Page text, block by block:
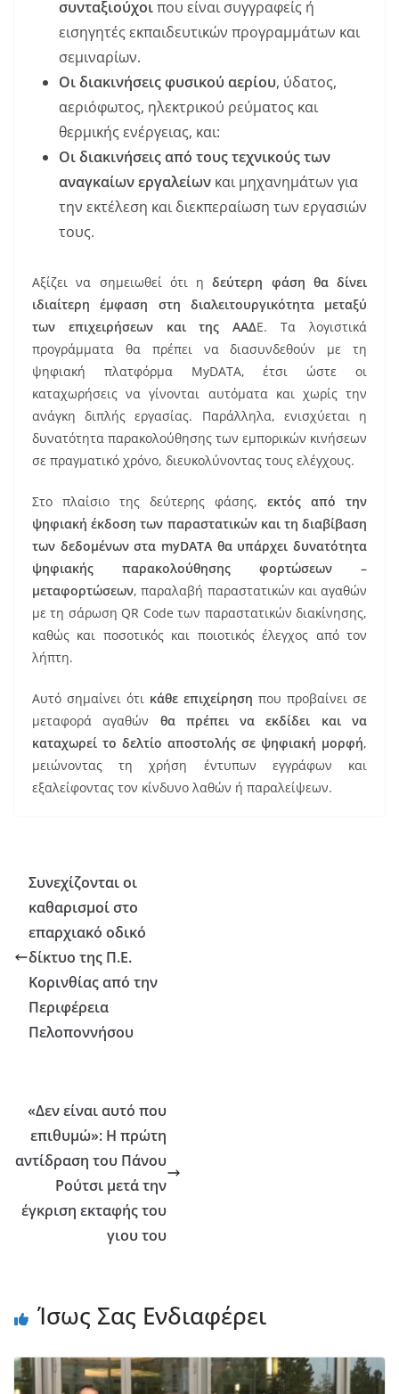
συνταξιούχοιπου είναι συγγραφείς ή
εισηγητές εκπαιδευτικών προγραμμάτων και
σεμιναρίων.
Οι διακινήσεις φυσικού αερίου, ύδατος,
αεριόφωτος, ηλεκτρικού ρεύματος και
θερμικής ενέργειας, και:
Οι διακινήσεις από τους τεχνικούς των
αναγκαίων εργαλείων και μηχανημάτων για
την εκτέλεση και διεκπεραίωση των εργασιών
τους.
Αξίζει να σημειωθεί ότι ηδεύτερη φάση θα δίνει
ιδιαίτερη έμφαση στη διαλειτουργικότητα μεταξύ
των επιχειρήσεων και της ΑΑΔΕ. Τα λογιστικά
προγράμματα θα πρέπει να διασυνδεθούν με τη
ψηφιακή πλατφόρμα ΜyDATA, έτσι ώστε οι
καταχωρήσεις να γίνονται αυτόματα και χωρίς την
ανάγκη διπλής εργασίας. Παράλληλα, ενισχύεται η
δυνατότητα παρακολούθησης των εμπορικών κινήσεων
σε πραγματικό χρόνο, διευκολύνοντας τους ελέγχους.
Στο πλαίσιο της δεύτερης φάσης, εκτός από την
ψηφιακή έκδοση των παραστατικών και τη διαβίβαση
των δεδομένων στα myDATA θα υπάρχει δυνατότητα
ψηφιακής παρακολούθησης φορτώσεων –
μεταφορτώσεων, παραλαβή παραστατικών και αγαθών
με τη σάρωση QR Code των παραστατικών διακίνησης,
καθώς και ποσοτικός και ποιοτικός έλεγχος από τον
λήπτη.
Αυτό σημαίνει ότι κάθε επιχείρηση που προβαίνει σε
μεταφορά αγαθών θα πρέπει να εκδίδει και να
καταχωρεί το δελτίο αποστολής σε ψηφιακή μορφή,
μειώνοντας τη χρήση έντυπων εγγράφων και
εξαλείφοντας τον κίνδυνο λαθών ή παραλείψεων.
Συνεχίζονται οι
καθαρισμοί στο
επαρχιακό οδικό
δίκτυο της Π.Ε.
Κορινθίας από την
Περιφέρεια
Πελοποννήσου
«Δεν είναι αυτό που
επιθυμώ»: Η πρώτη
αντίδραση του Πάνου
Ρούτσι μετά την
έγκριση εκταφής του
γιου του
Ίσως Σας Ενδιαφέρει